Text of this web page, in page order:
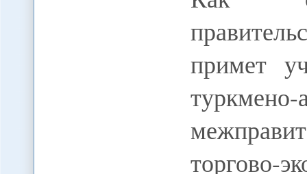
примет
туркмено-
торгово-